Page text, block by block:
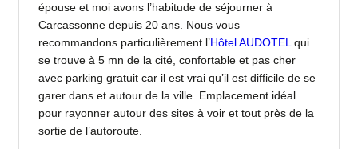
épouse et moi avons l’habitude de séjourner à
Carcassonne depuis 20 ans. Nous vous
recommandons particulièrement l’Hôtel AUDOTELqui
se trouve à 5 mn de la cité, confortable et pas cher
avec parking gratuit car il est vrai qu’il est difficile de se
garer dans et autour de la ville. Emplacement idéal
pour rayonner autour des sites à voir et tout près de la
sortie de l’autoroute.